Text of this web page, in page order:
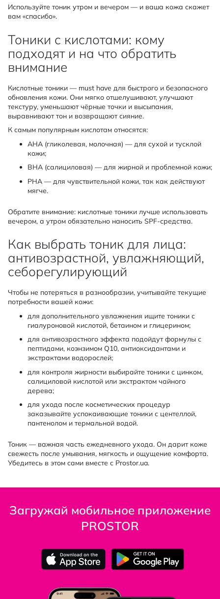
Используйте тоник утром и вечером — и ваша кожа скажет
вам «спасибо».
Тоники с кислотами: кому
подходят и на что обратить
внимание
Кислотные тоники — must have для быстрого и безопасного
обновления кожи. Они мягко отшелушивают, улучшают
текстуру, уменьшают чёрные точки и высыпания,
выравнивают тон и возвращают сияние.
К самым популярным кислотам относятся:
AHA (гликолевая, молочная) — для сухой и тусклой
кожи;
BHA (салициловая) — для жирной и проблемной кожи;
PHA — для чувствительной кожи, так как действуют
мягче.
Обратите внимание: кислотные тоники лучше использовать
вечером, а утром обязательно наносить SPF-средства.
Как выбрать тоник для лица:
антивозрастной, увлажняющий,
себорегулирующий
Чтобы не потеряться в разнообразии, учитывайте текущие
потребности вашей кожи:
для дополнительного увлажнения ищите тоники с
гиалуроновой кислотой, бетаином и глицерином;
для антивозрастного эффекта подойдут формулы с
пептидами, коэнзимом Q10, антиоксидантами и
экстрактами водорослей;
для контроля жирности выбирайте тоники с цинком,
салициловой кислотой или экстрактом чайного
дерева;
для ухода после косметических процедур
заказывайте успокаивающие тоники с центеллой,
пантенолом и термальной водой.
Тоник — важная часть ежедневного ухода. Он дарит коже
свежесть после умывания, мягкость и ощущение комфорта.
Убедитесь в этом сами вместе с Prostor.ua.
Загружай мобильное приложение
PROSTOR